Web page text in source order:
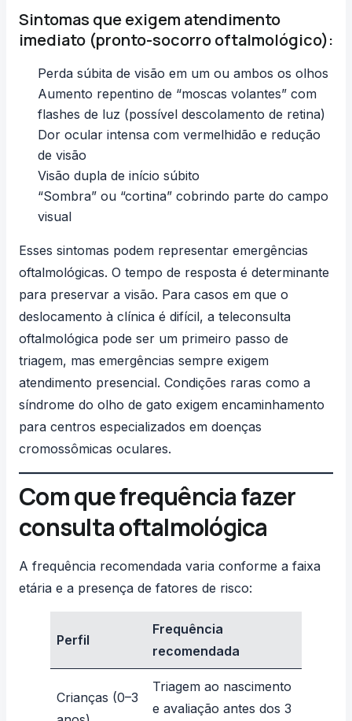
Sintomas que exigem atendimento
imediato (pronto-socorro oftalmológico):
Perda súbita de visão em um ou ambos os olhos
Aumento repentino de “moscas volantes” com
flashes de luz (possível descolamento de retina)
Dor ocular intensa com vermelhidão e redução
de visão
Visão dupla de início súbito
“Sombra” ou “cortina” cobrindo parte do campo
visual
Esses sintomas podem representar emergências
oftalmológicas. O tempo de resposta é determinante
para preservar a visão. Para casos em que o
deslocamento à clínica é difícil, a teleconsulta
oftalmológica pode ser um primeiro passo de
triagem, mas emergências sempre exigem
atendimento presencial. Condições raras como a
síndrome do olho de gato exigem encaminhamento
para centros especializados em doenças
cromossômicas oculares.
Com que frequência fazer
consulta oftalmológica
A frequência recomendada varia conforme a faixa
etária e a presença de fatores de risco:
Perfil
Frequência
recomendada
Crianças (0–3
Triagem ao nascimento
e avaliação antes dos 3